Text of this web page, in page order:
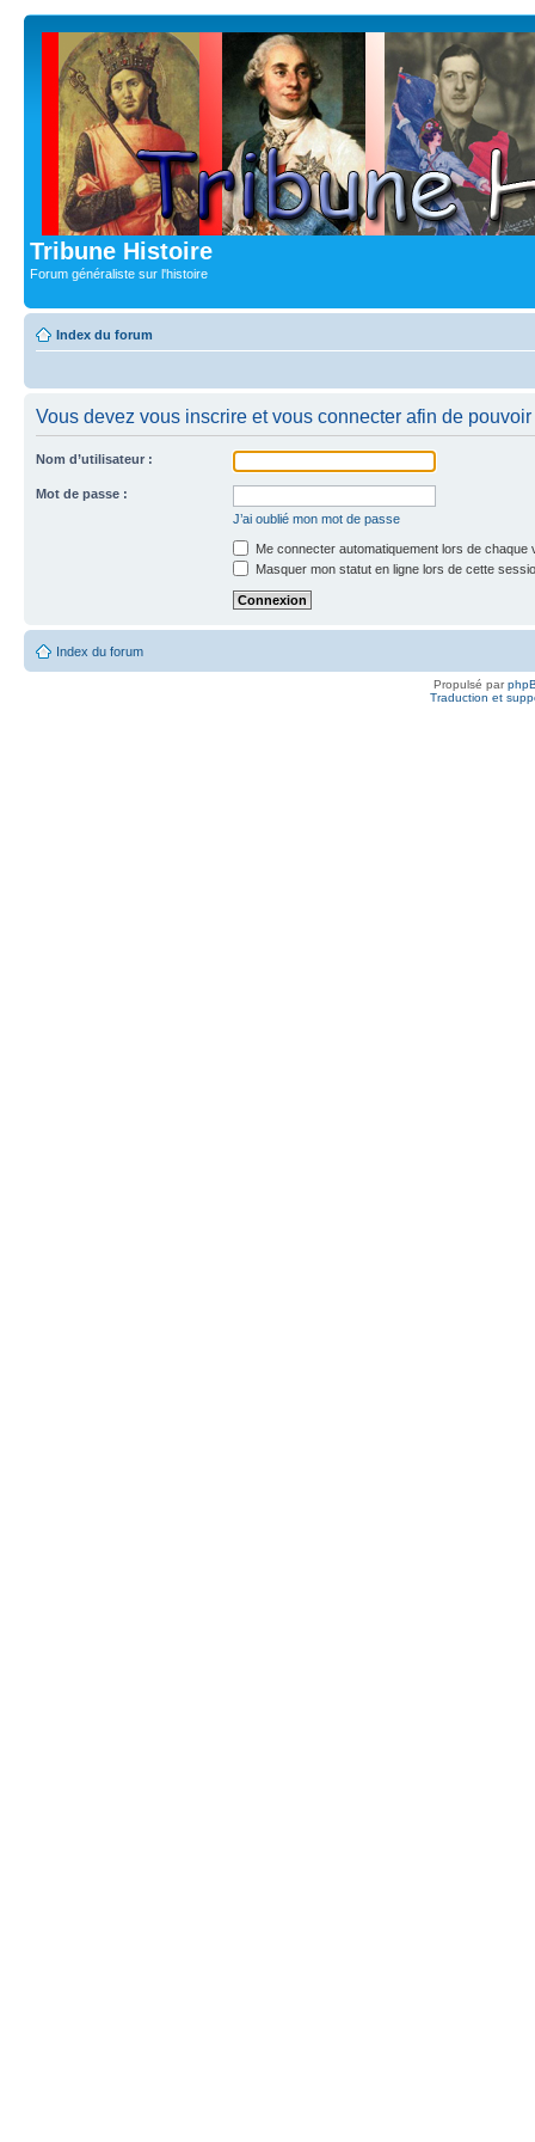
Tribune Histoire
Forum généraliste sur l'histoire
Index du forum
Vous devez vous inscrire et vous connecter afin de
Nom d’utilisateur :
Mot de passe :
J’ai oublié mon mot de passe
Me connecter automatiquement lors de chaque
Masquer mon statut en ligne lors de cette
Index du forum
Propulsé par
Traduction et